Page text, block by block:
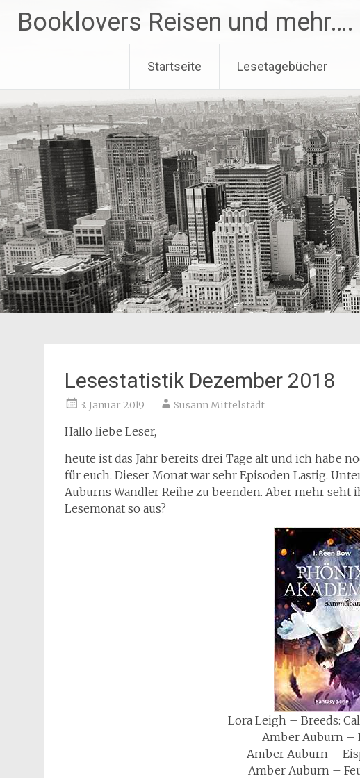
InhaltBooklovers Reisen und mehr….
Startseite Lesetagebücher
Lesestatistik Dezember 2018
3. Januar 2019 Susann Mittelstädt
Hallo liebe Leser,
heute ist das Jahr bereits drei Tage alt und ich habe
für euch. Dieser Monat war sehr Episoden Lastig.
Auburns Wandler Reihe zu beenden. Aber mehr seht
Lesemonat so aus?
Lora Leigh – Breeds:
Amber Auburn –
Amber Auburn –
Amber Auburn –